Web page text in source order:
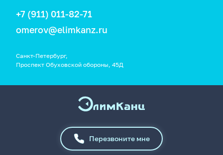
+7 (911) 011-82-71
omerov@elimkanz.ru
Санкт-Петербург,
Проспект Обуховской обороны, 45Д
Перезвоните мне